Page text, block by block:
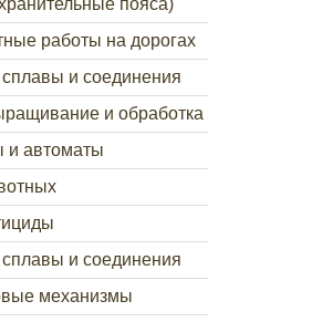
пояса)
работы на дорогах
и соединения
и обработка
и автоматы
и соединения
механизмы